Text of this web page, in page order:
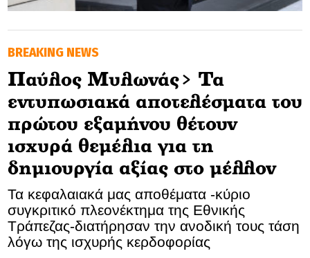
SOOZIE’S FRIENDS
CULTURE
TASTELAND
TECH
HEALTH
MEDIALAND
DRIVE
BREAKING NEWS
Παύλος Μυλωνάς> Τα
εντυπωσιακά αποτελέσματα του
πρώτου εξαμήνου θέτουν
ισχυρά θεμέλια για τη
δημιουργία αξίας στο μέλλον
Τα κεφαλαιακά μας αποθέματα -κύριο
συγκριτικό πλεονέκτημα της Εθνικής
Τράπεζας-διατήρησαν την ανοδική τους τάση
λόγω της ισχυρής κερδοφορίας